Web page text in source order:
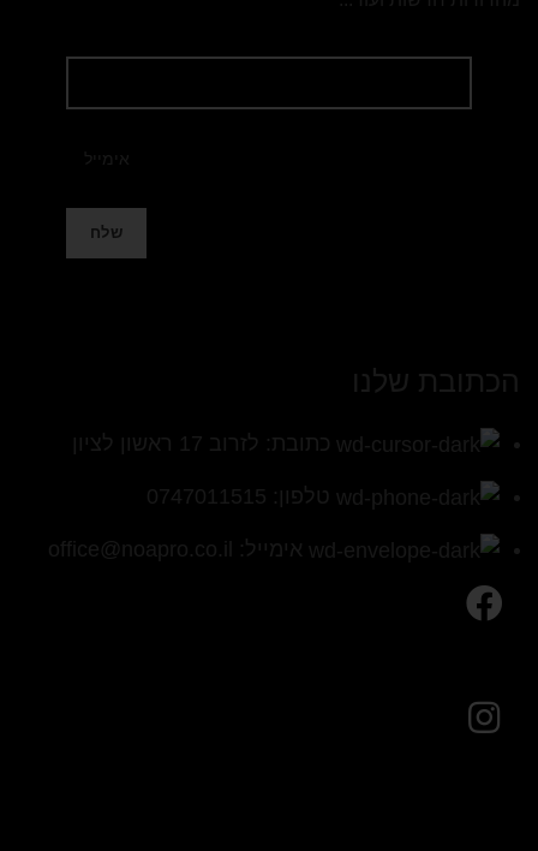
הכתובת שלנו
כתובת: לזרוב 17 ראשון לציון
טלפון: 0747011515
אימייל: office@noapro.co.il